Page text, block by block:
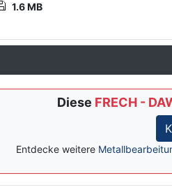
1.6 MB
Diese FRECH -
Entdecke weitere